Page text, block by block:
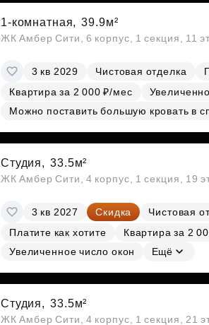
1-комнатная, 39.9м²
ЖК Амбер Сити, 6 корпус, 1 секция, 11
3 кв 2029 Чистовая отделка
Квартира за 2 000 ₽/мес
Можно поставить большую кровать в
Студия, 33.5м²
ЖК Амбер Сити, 4 корпус, 1 секция, 19
3 кв 2027 Скидка
Чистовая
Платите как хотите
Квартира за 2
Увеличенное число окон
Ещё
Студия, 33.5м²
ЖК Амбер Сити, 4 корпус, 1 секция, 21